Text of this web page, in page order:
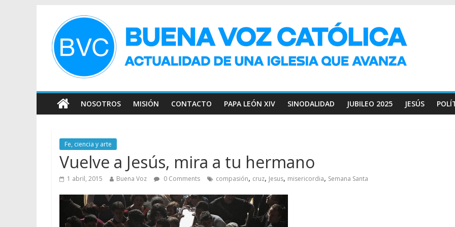
NOSOTROS MISIÓN CONTACTO PAPA LEÓN XIV SINODALIDAD JUBILEO 2025 JESÚS
Fe, ciencia y arte
Vuelve a Jesús, mira a tu hermano
1 abril, 2015 Buena Voz 0 Comments compasión, cruz, Jesus, misericordia, Semana Santa